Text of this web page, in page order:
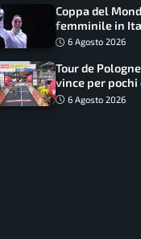
Coppa del
femminile in
anni, Alberta
frutti”
6 Agosto 2026
Tour de
vince per
su Scaroni:
6 Agosto 2026